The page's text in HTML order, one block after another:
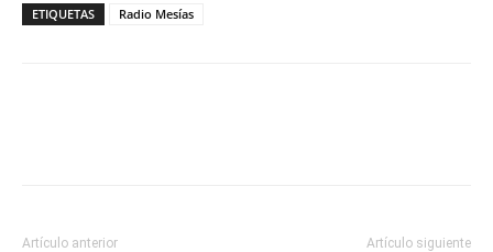
ETIQUETAS
Radio Mesías
Artículo anterior Artículo siguiente